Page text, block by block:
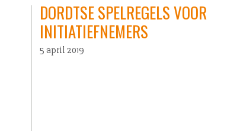
DORDTSE SPELREGELS VOOR
INITIATIEFNEMERS
5 april 2019